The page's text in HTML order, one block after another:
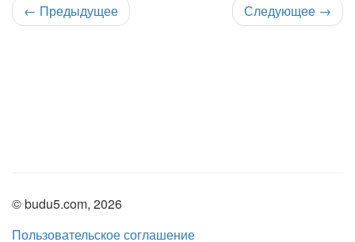
← Предыдущее Следующее →
© budu5.com, 2026
Пользовательское соглашение